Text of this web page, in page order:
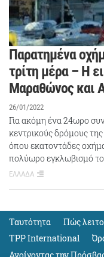
Παρατημένα
τρίτη μέρα – Η
Μαραθώνος και
26/01/2022
Για ακόμη ένα 24ωρο
κεντρικούς δρόμους
όπου εκατοντάδες
πολύωρο εγκλωβισμό
ΕΛΛΑΔΑ
Ταυτότητα Πώς
TPP International